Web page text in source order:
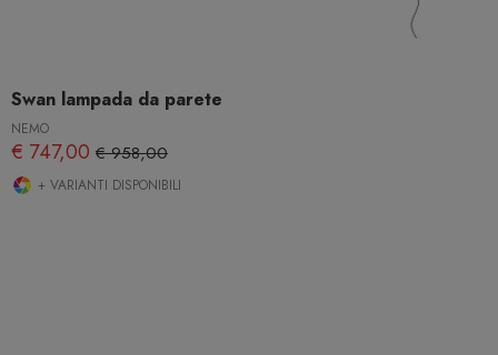
Swan lampada da parete
NEMO
€ 747,00 € 958,00
+ VARIANTI DISPONIBILI